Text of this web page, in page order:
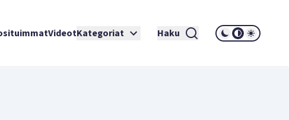
VideotKategoriat Haku